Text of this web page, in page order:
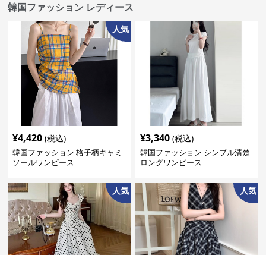
韓国ファッション レディース
人気
¥4,420 (税込)
韓国ファッション 格子柄キャミ
ソールワンピース
¥3,340 (税込)
韓国ファッション シンプル清楚
ロングワンピース
人気 人気